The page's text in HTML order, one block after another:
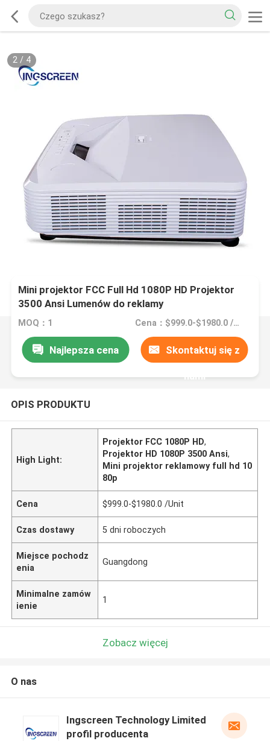
2/ 4
Mini projektor FCC Full Hd 1080P HD Projektor
3500 Ansi Lumenów do reklamy
MOQ：1 Cena：$999.0-$1980.0 /Unit
Najlepsza cena Skontaktuj się z
nami
OPIS PRODUKTU
High Light:
Projektor FCC 1080P HD,
Projektor HD 1080P 3500 Ansi,
Mini projektor reklamowy full hd 10
80p
Cena $999.0-$1980.0 /Unit
Czas dostawy 5 dni roboczych
Miejsce pochodz
enia
Guangdong
Minimalne zamów
ienie
1
Zobacz więcej
O nas
Ingscreen Technology Limited
profil producenta